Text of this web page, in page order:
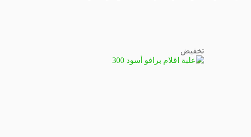
تخفيض